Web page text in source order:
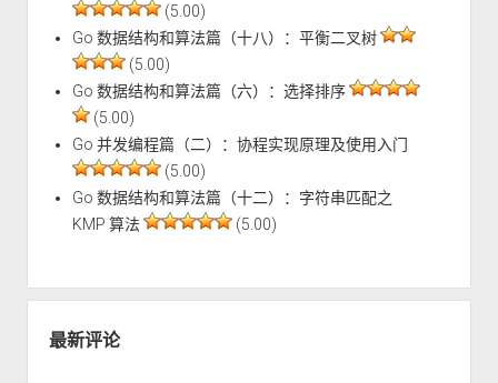
(5.00)
Go 数据结构和算法篇（十八）：平衡二叉树
(5.00)
Go 数据结构和算法篇（六）：选择排序
(5.00)
Go 并发编程篇（二）：协程实现原理及使用入门
(5.00)
Go 数据结构和算法篇（十二）：字符串匹配之
KMP 算法
(5.00)
最新评论